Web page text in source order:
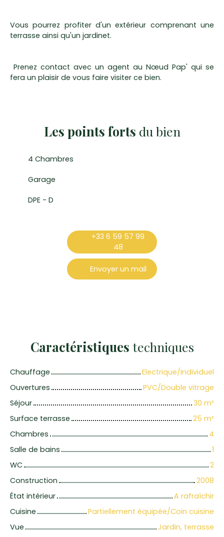
Vous pourrez profiter d'un extérieur comprenant une
terrasse ainsi qu'un jardinet.
Prenez contact avec un agent au Nœud Pap' qui se
fera un plaisir de vous faire visiter ce bien.
Les points forts du bien
4 Chambres
Garage
DPE - D
+33 6 59 57 99
48
Envoyer un mail
Caractéristiques techniques
Chauffage
Electrique/Individuel
Ouvertures
PVC/Double vitrage
Séjour
30 m²
Surface terrasse
25 m²
Chambres
4
Salle de bains
1
WC
2
Construction
2008
État intérieur
A rafraîchir
Cuisine
Partiellement équipée/Coin cuisine
Vue
Jardin, terrasse